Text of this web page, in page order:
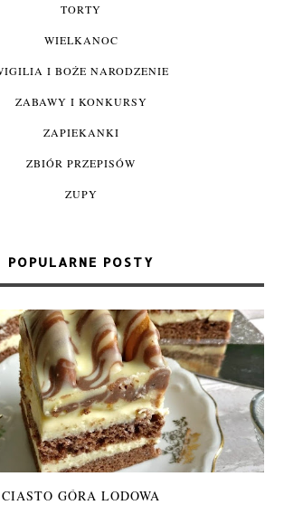
TORTY
WIELKANOC
I BOŻE NARODZENIE
ZABAWY I KONKURSY
ZAPIEKANKI
ZBIÓR PRZEPISÓW
ZUPY
POPULARNE POSTY
CIASTO GÓRA LODOWA